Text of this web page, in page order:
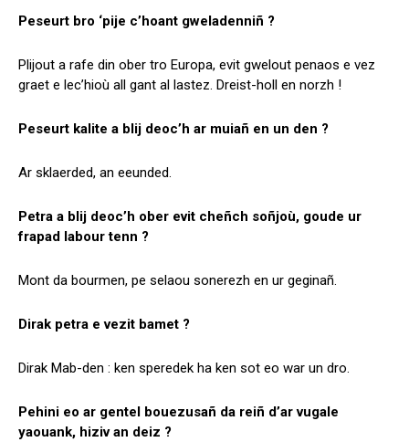
Peseurt bro ‘pije c’hoant gweladenniñ ?
Plijout a rafe din ober tro Europa, evit gwelout penaos e vez
graet e lec’hioù all gant al lastez. Dreist-holl en norzh !
Peseurt kalite a blij deoc’h ar muiañ en un den ?
Ar sklaerded, an eeunded.
Petra a blij deoc’h ober evit cheñch soñjoù, goude ur
frapad labour tenn ?
Mont da bourmen, pe selaou sonerezh en ur geginañ.
Dirak petra e vezit bamet ?
Dirak Mab-den : ken speredek ha ken sot eo war un dro.
Pehini eo ar gentel bouezusañ da reiñ d’ar vugale
yaouank, hiziv an deiz ?